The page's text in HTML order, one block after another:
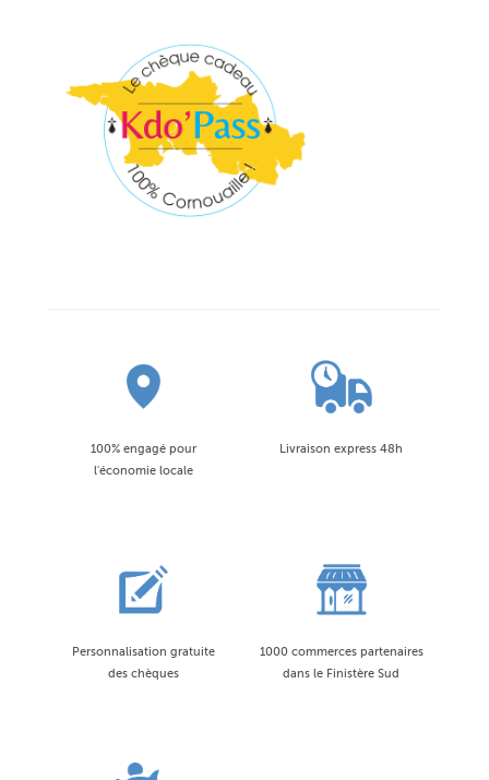
100% engagé pour
l'économie locale
Livraison express 48h
Personnalisation gratuite
des chèques
1000 commerces partenaires
dans le Finistère Sud